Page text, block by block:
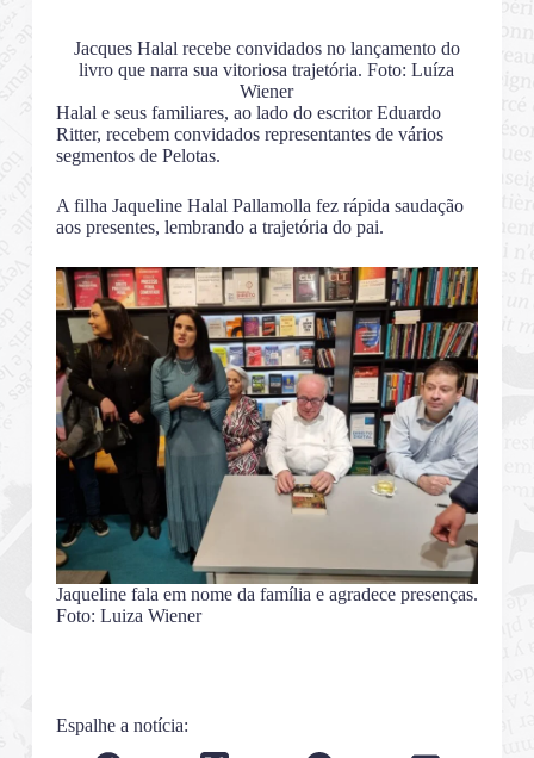
Jacques Halal recebe convidados no lançamento do
livro que narra sua vitoriosa trajetória. Foto: Luíza
Wiener
Halal e seus familiares, ao lado do escritor Eduardo
Ritter, recebem convidados representantes de vários
segmentos de Pelotas.
A filha Jaqueline Halal Pallamolla fez rápida saudação
aos presentes, lembrando a trajetória do pai.
Jaqueline fala em nome da família e agradece presenças.
Foto: Luiza Wiener
Espalhe a notícia: